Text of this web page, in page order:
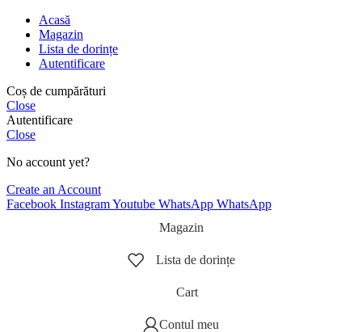
Acasă
Magazin
Lista de dorințe
Autentificare
Coș de cumpărături
Close
Autentificare
Close
No account yet?
Create an Account
Facebook InstagramYoutube WhatsApp WhatsApp
Magazin
Lista de dorințe
Cart
Contul meu